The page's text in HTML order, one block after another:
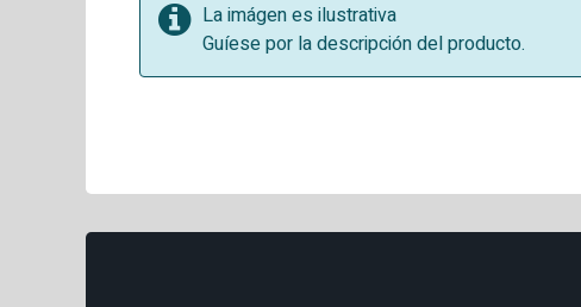
La imágen es ilustrativa
Guíese por la descripción del producto.